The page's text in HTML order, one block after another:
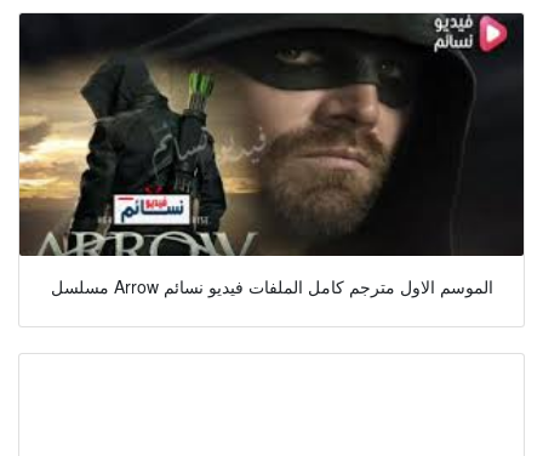
مسلسل Arrow الموسم الاول مترجم كامل الملفات فيديو نسائم